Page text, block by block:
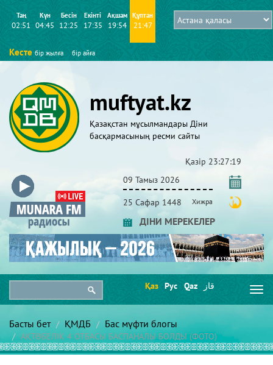
Таң
02:51
Күн
04:45
Бесін
12:25
Екінті
17:35
Ақшам
19:54
Құптан
21:47
Кесте бір жылға бір айға
muftyat.kz
Қазақстан мұсылмандары Діни
басқармасының ресми сайты
Қазір 23:27:20
09 Тамыз 2026
25 Сафар 1448 Хижра
ДІНИ МЕРЕКЕЛЕР
Қаз Рус Qaz قاز
Басты бет ҚМДБ Бас мүфти блогы
АҚТӨБЕЛІК 4 ОТБАСЫ БАСПАНАЛЫ БОЛДЫ (ФОТО)